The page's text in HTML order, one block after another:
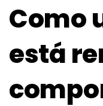
Como
está